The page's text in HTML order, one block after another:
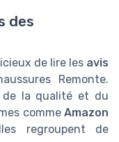
des
de lire les avis
Remonte.
de la qualité et du
comme Amazon
regroupent de